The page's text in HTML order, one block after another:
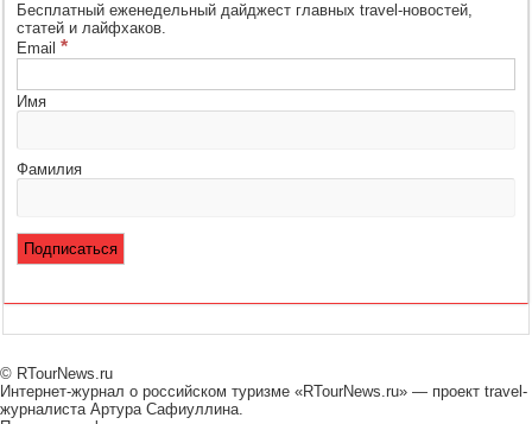
Бесплатный еженедельный дайджест главных travel-новостей,
статей и лайфхаков.
Email*
Имя
Фамилия
© RTourNews.ru
Интернет-журнал о российском туризме «RTourNews.ru» — проект travel-
журналиста Артура Сафиуллина.